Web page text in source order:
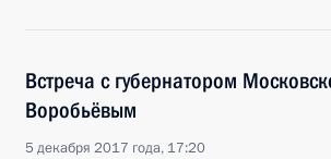
Встреча с губернатором
Воробьёвым
5 декабря 2017 года, 17:20